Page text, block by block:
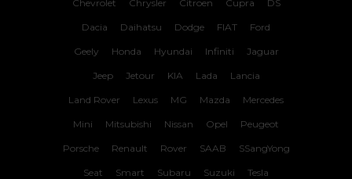
Chevrolet Chrysler Citroen Cupra DS
Dacia Daihatsu Dodge FIAT Ford
Geely Honda Hyundai Infiniti Jaguar
Jeep Jetour KIA Lada Lancia
Land Rover Lexus MG Mazda Mercedes
Mini Mitsubishi Nissan Opel Peugeot
Porsche Renault Rover SAAB SSangYong
Seat Smart Subaru Suzuki Tesla